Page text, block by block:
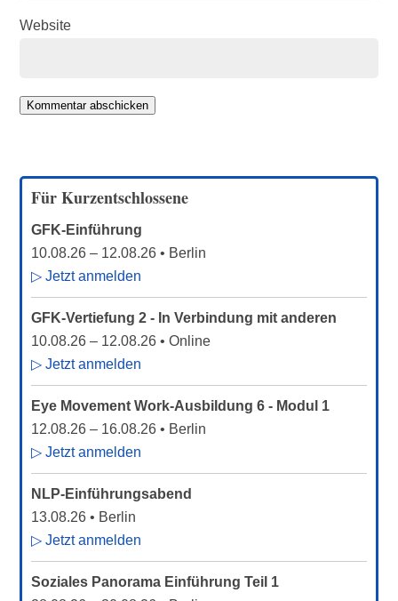
Website
Kommentar abschicken
Für Kurzentschlossene
GFK-Einführung
10.08.26 – 12.08.26 • Berlin
▷ Jetzt anmelden
GFK-Vertiefung 2 - In Verbindung mit anderen
10.08.26 – 12.08.26 • Online
▷ Jetzt anmelden
Eye Movement Work-Ausbildung 6 - Modul 1
12.08.26 – 16.08.26 • Berlin
▷ Jetzt anmelden
NLP-Einführungsabend
13.08.26 • Berlin
▷ Jetzt anmelden
Soziales Panorama Einführung Teil 1